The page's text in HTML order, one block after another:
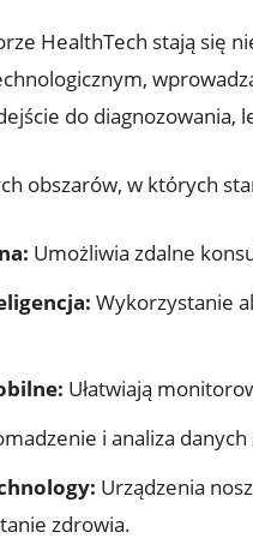
HealthTech stają się
do diagnozowania,
obszarów, w których
Umożliwia zdalne
Wykorzystanie
Ułatwiają
i analiza
Urządzenia
zdrowia.